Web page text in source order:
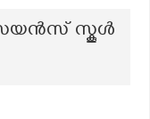
സയൻസ് സ്കൂൾ